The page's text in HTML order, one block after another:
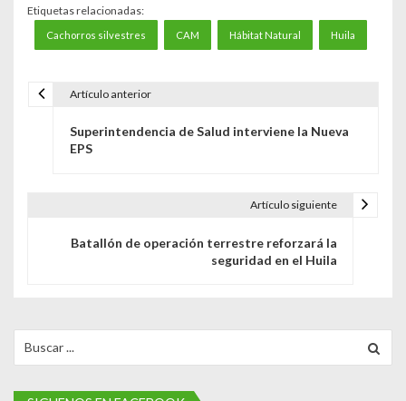
Etiquetas relacionadas:
Cachorros silvestres CAM Hábitat Natural Huila
i
ó
Artículo anterior
Superintendencia de Salud interviene la Nueva
EPS
Artículo siguiente
Batallón de operación terrestre reforzará la
seguridad en el Huila
for: